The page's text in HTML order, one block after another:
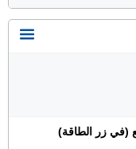
(في زر الطاقة)